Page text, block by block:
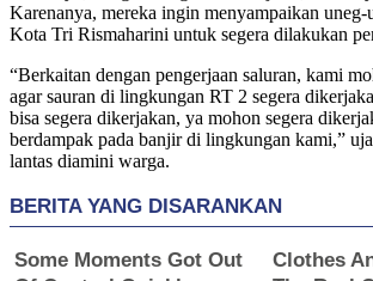
Karenanya, mereka ingin menyampaikan uneg-
Kota Tri Rismaharini untuk segera dilakukan
“Berkaitan dengan pengerjaan saluran, kami
agar sauran di lingkungan RT 2 segera
bisa segera dikerjakan, ya mohon segera
berdampak pada banjir di lingkungan kami,”
lantas diamini warga.